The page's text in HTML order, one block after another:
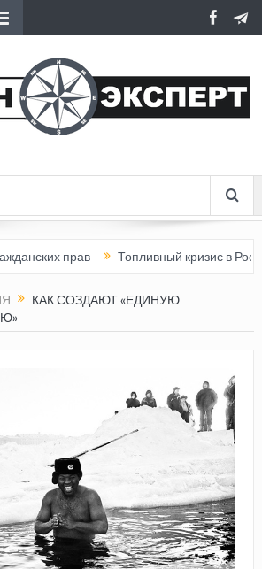
прав Топливный кризис в России
КАК СОЗДАЮТ «ЕДИНУЮ